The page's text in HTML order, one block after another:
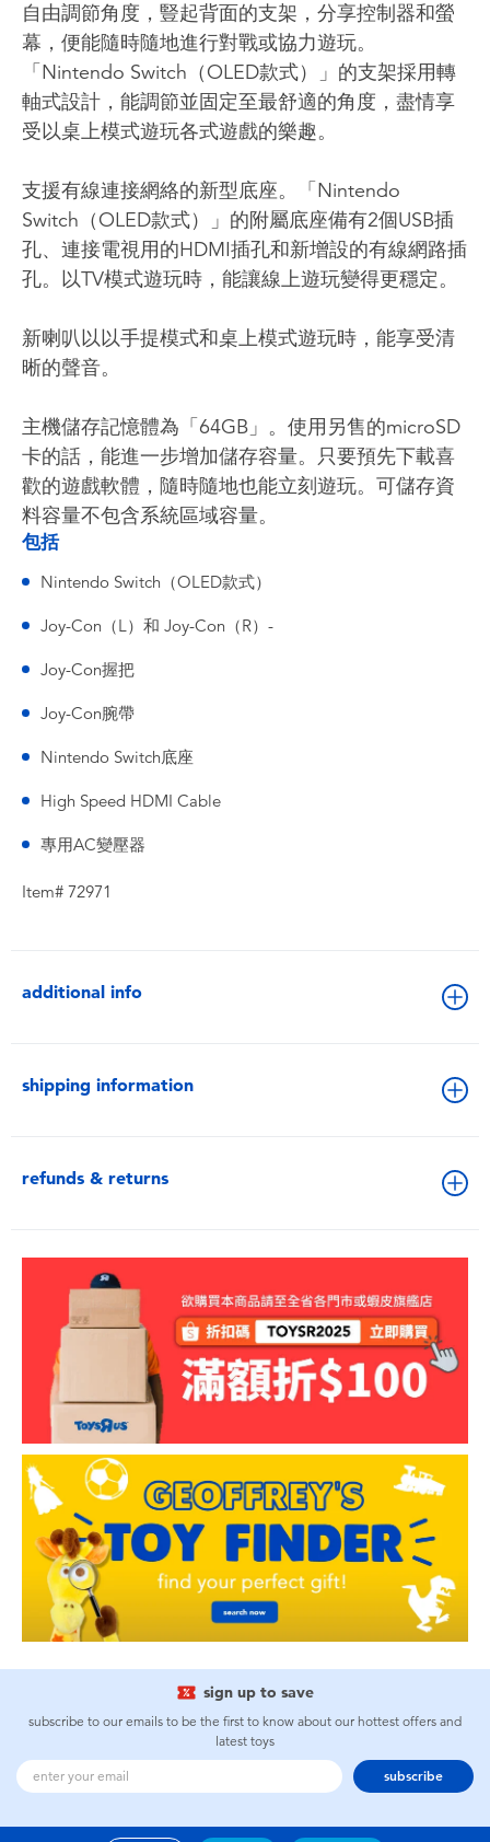
自由調節角度，豎起背面的支架，分享控制器和螢
幕，便能隨時隨地進行對戰或協力遊玩。
「Nintendo Switch（OLED款式）」的支架採用轉
軸式設計，能調節並固定至最舒適的角度，盡情享
受以桌上模式遊玩各式遊戲的樂趣。
支援有線連接網絡的新型底座。「Nintendo
Switch（OLED款式）」的附屬底座備有2個USB插
孔、連接電視用的HDMI插孔和新增設的有線網路插
孔。以TV模式遊玩時，能讓線上遊玩變得更穩定。
新喇叭以以手提模式和桌上模式遊玩時，能享受清
晰的聲音。
主機儲存記憶體為「64GB」。使用另售的microSD
卡的話，能進一步增加儲存容量。只要預先下載喜
歡的遊戲軟體，隨時隨地也能立刻遊玩。可儲存資
料容量不包含系統區域容量。
包括
Nintendo Switch（OLED款式）
Joy-Con（L）和 Joy-Con（R）-
Joy-Con握把
Joy-Con腕帶
Nintendo Switch底座
High Speed HDMI Cable
專用AC變壓器
Item# 72971
additional info
shipping information
refunds & returns
sign up to save
subscribe to our emails to be the first to know about our hottest offers and
latest toys
subscribe